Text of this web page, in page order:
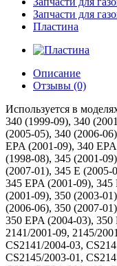
Запчасти для
Пластина
Описание
Отзывы (0)
Используется в
340 (1999-09), 340
(2005-05), 340 (2006-
EPA (2001-09), 340
(1998-08), 345 (2001-
(2007-01), 345 E (2005-
345 EPA (2001-09),
(2001-09), 350 (2003-
(2006-06), 350 (2007-
350 EPA (2004-03), 350
2141/2001-09, 2145/
CS2141/2004-03,
CS2145/2003-01,